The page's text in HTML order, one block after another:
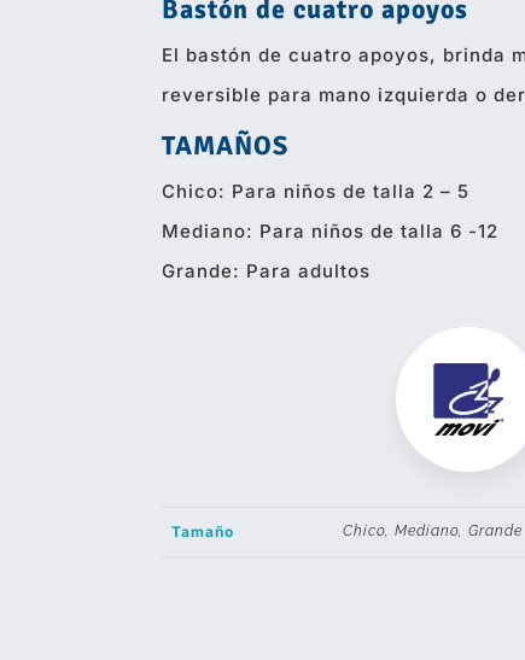
Bastón de cuatro apoyos
El bastón de cuatro apoyos, brinda
reversible para mano izquierda o
TAMAÑOS
Chico: Para niños de talla 2 – 5
Mediano: Para niños de talla 6 -12
Grande: Para adultos
Tamaño Chico, Mediano, Grande